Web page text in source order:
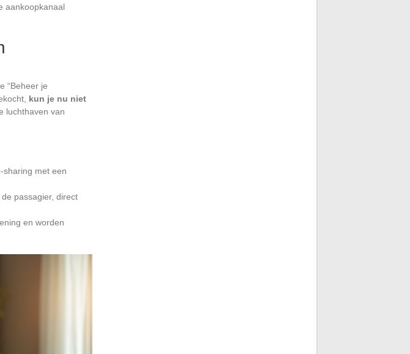
aankoopkanaal
“Beheer je
kun je nu niet
luchthaven van
sharing met een
passagier, direct
en worden